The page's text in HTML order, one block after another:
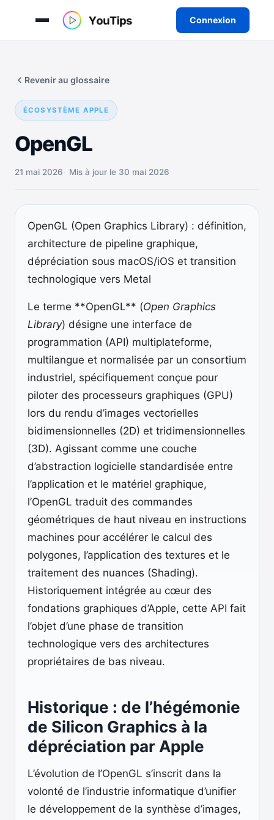
Connexion
contenu
ÉCOSYSTÈME APPLE
OpenGL
Revenir au glossaire
21 mai 2026 Mis à jour le 30 mai 2026
OpenGL (Open Graphics Library) : définition,
architecture de pipeline graphique,
dépréciation sous macOS/iOS et transition
technologique vers Metal
Le terme **OpenGL** (Open Graphics
Library) désigne une interface de
programmation (API) multiplateforme,
multilangue et normalisée par un consortium
industriel, spécifiquement conçue pour
piloter des processeurs graphiques (GPU)
lors du rendu d’images vectorielles
bidimensionnelles (2D) et tridimensionnelles
(3D). Agissant comme une couche
d’abstraction logicielle standardisée entre
l’application et le matériel graphique,
l’OpenGL traduit des commandes
géométriques de haut niveau en instructions
machines pour accélérer le calcul des
polygones, l’application des textures et le
traitement des nuances (Shading).
Historiquement intégrée au cœur des
fondations graphiques d’Apple, cette API fait
l’objet d’une phase de transition
technologique vers des architectures
propriétaires de bas niveau.
Historique : de l’hégémonie
de Silicon Graphics à la
dépréciation par Apple
L’évolution de l’OpenGL s’inscrit dans la
volonté de l’industrie informatique d’unifier
le développement de la synthèse d’images,